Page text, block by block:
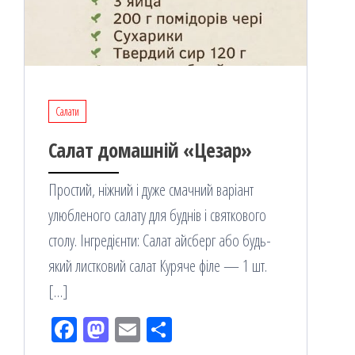
Салати
Салат домашній «Цезар»
Простий, ніжний і дуже смачний варіант
улюбленого салату для буднів і святкового
столу. Інгредієнти: Салат айсберг або будь-
який листковий салат Куряче філе — 1 шт.
[…]
Fac M Em